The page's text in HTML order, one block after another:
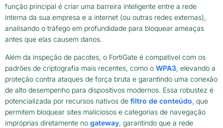
função principal é criar uma barreira inteligente entre a rede
interna da sua empresa e a internet (ou outras redes externas),
analisando o tráfego em profundidade para bloquear ameaças
antes que elas causem danos.
Além da inspeção de pacotes, o FortiGate é compatível com os
padrões de criptografia mais recentes, como o WPA3, elevando a
proteção contra ataques de força bruta e garantindo uma conexão
de alto desempenho para dispositivos modernos. Essa robustez é
potencializada por recursos nativos de filtro de conteúdo, que
permitem bloquear sites maliciosos e categorias de navegação
impróprias diretamente no gateway, garantindo que a rede